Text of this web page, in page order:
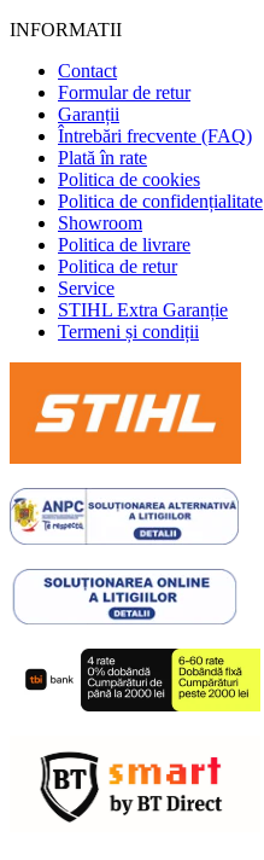
INFORMATII
Contact
Formular de retur
Garanții
Întrebări frecvente (FAQ)
Plată în rate
Politica de cookies
Politica de confidențialitate
Showroom
Politica de livrare
Politica de retur
Service
STIHL Extra Garanție
Termeni și condiții